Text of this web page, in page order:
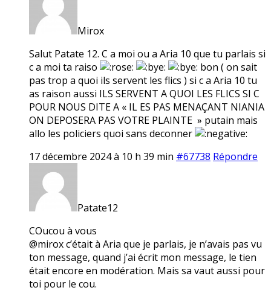
Mirox
Salut Patate 12. C a moi ou a Aria 10 que tu parlais si
c a moi ta raiso
bon ( on sait
pas trop a quoi ils servent les flics ) si c a Aria 10 tu
as raison aussi ILS SERVENT A QUOI LES FLICS SI C
POUR NOUS DITE A « IL ES PAS MENAÇANT NIANIA
ON DEPOSERA PAS VOTRE PLAINTE » putain mais
allo les policiers quoi sans deconner
17 décembre 2024 à 10 h 39 min #67738 Répondre
Patate12
COucou à vous
@mirox c’était à Aria que je parlais, je n’avais pas vu
ton message, quand j’ai écrit mon message, le tien
était encore en modération. Mais sa vaut aussi pour
toi pour le cou.